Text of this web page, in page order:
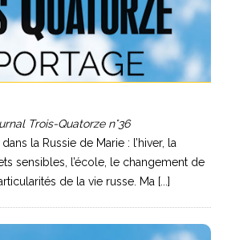
Trois-Quatorze n°36
la Russie de Marie : l’hiver, la
sensibles, l’école, le changement de
de la vie russe. Ma [...]